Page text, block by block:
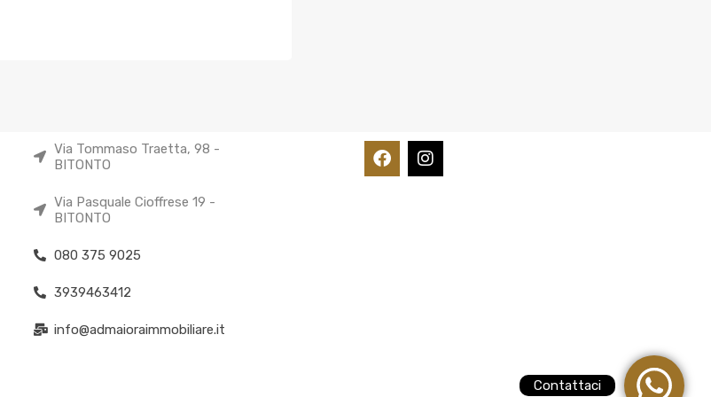
Via Tommaso Traetta, 98 -
BITONTO
Via Pasquale Cioffrese 19 -
BITONTO
080 375 9025
3939463412
info@admaioraimmobiliare.it
Contattaci